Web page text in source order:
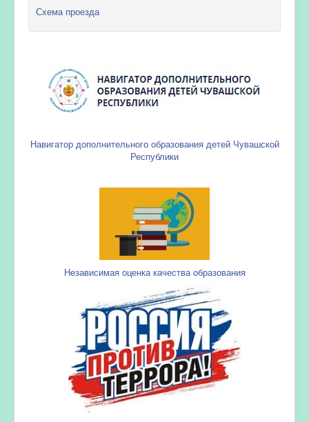
Схема проезда
Навигатор дополнительного образования детей Чувашской
Республики
Независимая оценка качества образования